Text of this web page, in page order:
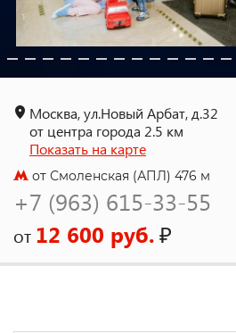
Москва, ул.Новый Арбат, д.32
от центра города 2.5 км
Показать на карте
от Смоленская (АПЛ) 476 м
+7 (963) 615-33-55
от 12 600 руб.₽